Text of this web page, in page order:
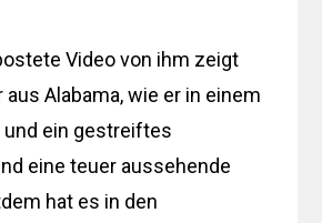
Video von ihm zeigt
aus Alabama, wie er in einem
ein gestreiftes
eine teuer aussehende
hat es in den